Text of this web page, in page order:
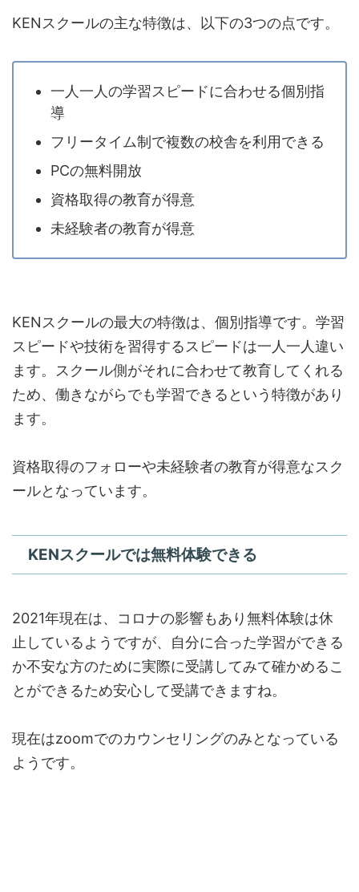
KENスクールの主な特徴は、以下の3つの点です。
一人一人の学習スピードに合わせる個別指
導
フリータイム制で複数の校舎を利用できる
PCの無料開放
資格取得の教育が得意
未経験者の教育が得意
KENスクールの最大の特徴は、個別指導です。学習
スピードや技術を習得するスピードは一人一人違い
ます。スクール側がそれに合わせて教育してくれる
ため、働きながらでも学習できるという特徴があり
ます。
資格取得のフォローや未経験者の教育が得意なスク
ールとなっています。
KENスクールでは無料体験できる
2021年現在は、コロナの影響もあり無料体験は休
止しているようですが、自分に合った学習ができる
か不安な方のために実際に受講してみて確かめるこ
とができるため安心して受講できますね。
現在はzoomでのカウンセリングのみとなっている
ようです。